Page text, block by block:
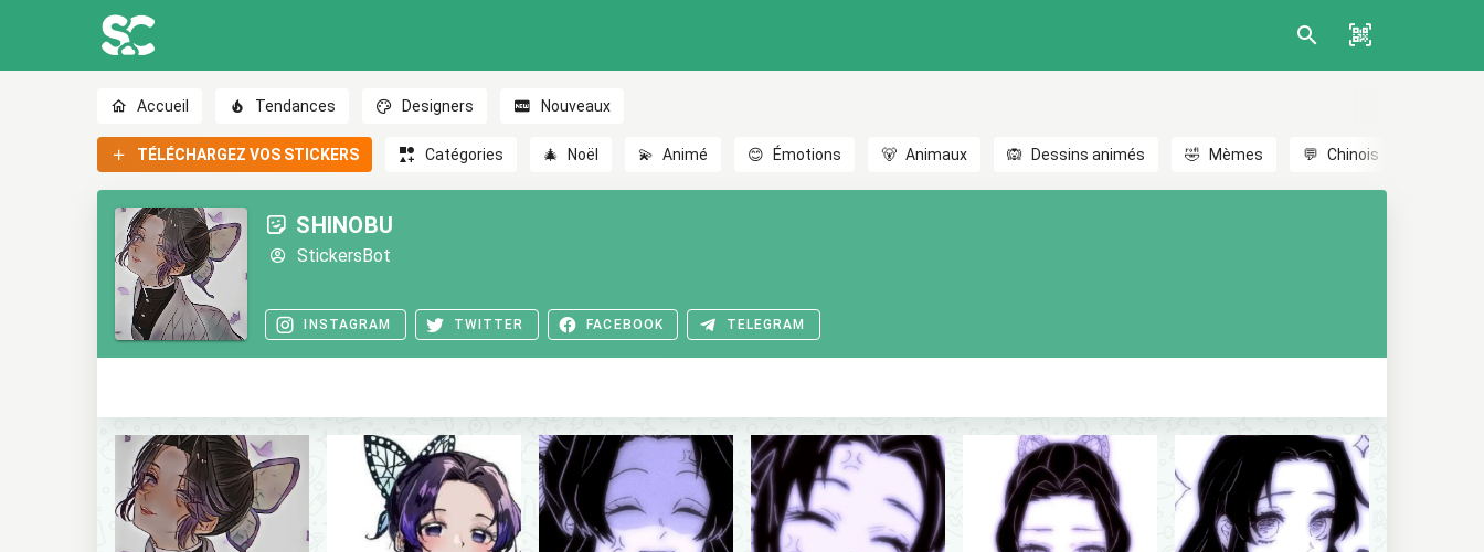
Accueil Tendances Designers Nouveaux
TÉLÉCHARGEZ VOS STICKERS Catégories 🎄 Noël 💫 Animé 😊 Émotions 🐻 Animaux 🙉 Dessins animés 🤣 Mèmes 💬 Chinois
SHINOBU
StickersBot
INSTAGRAM TWITTER FACEBOOK TELEGRAM